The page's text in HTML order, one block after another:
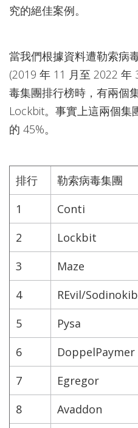
究的絕佳案例。
當我們根據資料遭勒索病
(2019 年 11 月至 2022 年
毒集團排行榜時，有兩個
Lockbit。事實上這兩個集
的 45%。
排行 勒索病毒集團
1
Conti
2
Lockbit
3
Maze
4
REvil/
5
Pysa
6
DoppelPaymer
7
Egregor
8
Avaddon